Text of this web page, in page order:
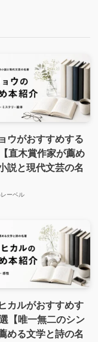
ウがおすすめする
直木賞作家が薦め
説と現代文芸の名
ーベル
カルがおすすめす
【唯一無二のシン
める文学と詩の名